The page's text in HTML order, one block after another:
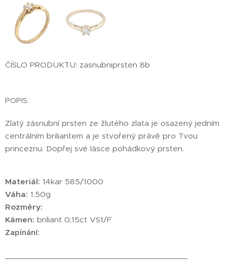
ČÍSLO PRODUKTU: zasnubniprsten 8b
POPIS:
Zlatý zásnubní prsten ze žlutého zlata je osazený jedním
centrálním briliantem a je stvořený právě pro Tvou
princeznu. Dopřej své lásce pohádkový prsten.
Materiál: 14kar 585/1000
Váha: 1,50g
Rozměry:
Kámen: briliant 0,15ct VS1/F
Zapínání: